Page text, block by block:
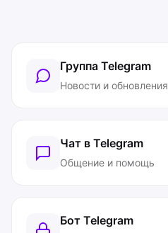
Группа Telegram
Новости и обновления
Чат в Telegram
Общение и помощь
Бот Telegram